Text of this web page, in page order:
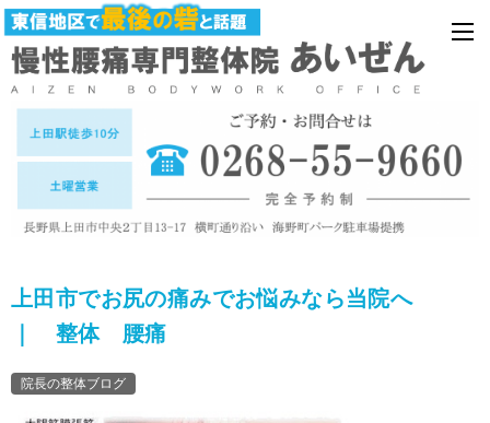
上田市でお尻の痛みでお悩みなら当院へ
｜ 整体 腰痛
院長の整体ブログ